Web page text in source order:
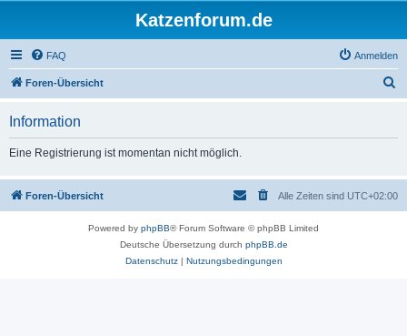
Katzenforum.de
FAQ Anmelden
Foren-Übersicht
Information
Eine Registrierung ist momentan nicht möglich.
Foren-Übersicht Alle Zeiten sind UTC+02:00
Powered by phpBB® Forum Software © phpBB Limited
Deutsche Übersetzung durch phpBB.de
Datenschutz| Nutzungsbedingungen